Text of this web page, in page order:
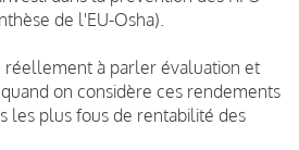
de l'EU-Osha).
réellement à parler évaluation et
on considère ces rendements
les plus fous de rentabilité des